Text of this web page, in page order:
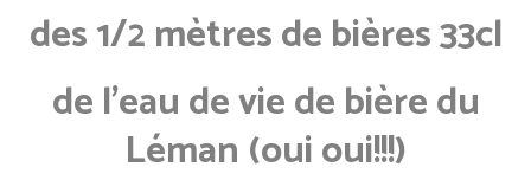
des 1/2 mètres de bières 33cl
de l’eau de vie de bière du
Léman (oui oui!!!)